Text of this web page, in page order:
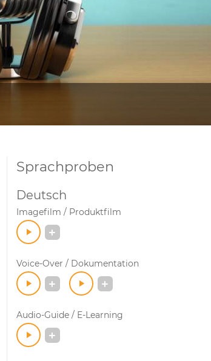
Sprachproben
Deutsch
Imagefilm / Produktfilm
Voice-Over / Dokumentation
Audio-Guide / E-Learning